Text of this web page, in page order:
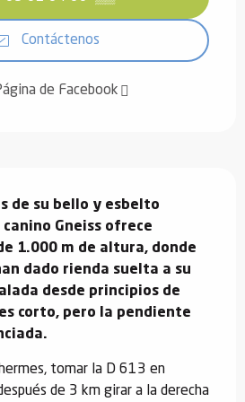
Contáctenos
de Facebook
de su bello y esbelto
Gneiss ofrece
1.000 m de altura, donde
dado rienda suelta a su
desde principios de
corto, pero la pendiente
tomar la D 613 en
de 3 km girar a la derecha